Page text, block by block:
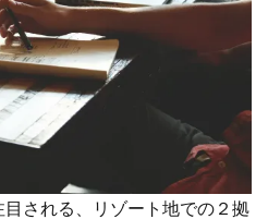
される、リゾート地での２拠